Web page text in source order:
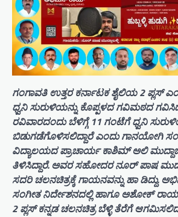
ಗಂಗಾವತಿ ಉತ್ತರ ಕರ್ನಾಟಕ ಶೈಲಿಯ 2 ಪ್ಲಸ್
ಧ್ವನಿ ಸುರುಳಿಯನ್ನು ಕೊಪ್ಪಳದ ಗವಿಮಠದ
ರವಿವಾರದಂದು ಬೆಳಿಗ್ಗೆ 11 ಗಂಟೆಗೆ ಧ್ವನಿ
ಬಿಡುಗಡೆಗೊಳಿಸಲಿದ್ದಾರೆ ಎಂದು ಗಾನಯೋಗಿ
ವಿದ್ಯಾಲಯದ ಪ್ರಾಚಾರ್ಯ ಕಾಶಿಮ್ ಅಲಿ
ತಿಳಿಸಿದ್ದಾರೆ. ಅವರ ಸಹೋದರ ನೂರ್ ಪಾಷ
ಸದರಿ ಚಲನಚಿತ್ರಕ್ಕೆ ಗಾಯನವನ್ನು ಹಾ
ಸಂಗೀತ ನಿರ್ದೇಶನದಲ್ಲಿ ಹಾಗೂ ಅಶೋಕ್
2 ಪ್ಲಸ್ ಕನ್ನಡ ಚಲನಚಿತ್ರ ಬೆಳ್ಳಿ ತೆರೆಗೆ